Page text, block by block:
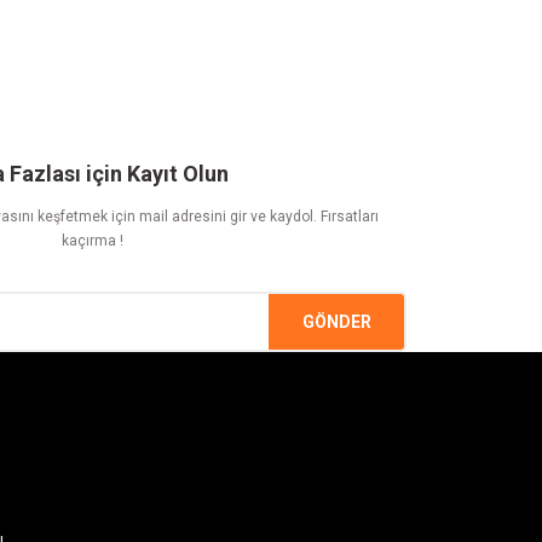
Fazlası için Kayıt Olun
keşfetmek için mail adresini gir ve kaydol. Fırsatları
kaçırma !
GÖNDER